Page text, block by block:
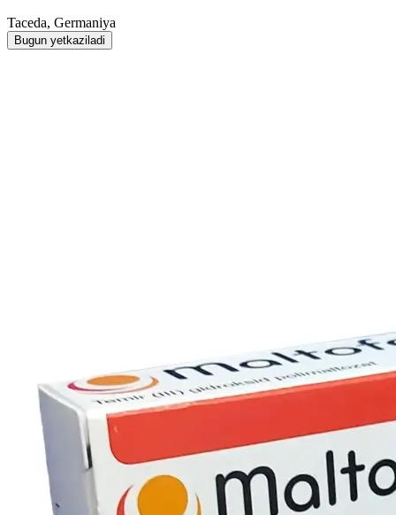
Taceda, Germaniya
Bugun yetkaziladi